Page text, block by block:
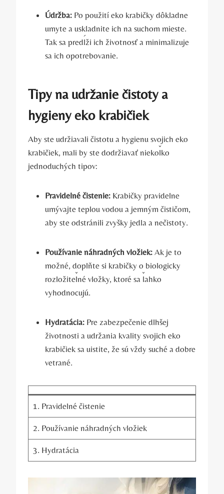
Údržba: Po použití eko krabičky dôkladne
umyte a uskladnite ich na suchom mieste.
Tak sa predĺži ich životnosť a minimalizuje
sa ich opotrebovanie.
Tipy na udržanie čistoty a
hygieny eko krabičiek
Aby ste udržiavali čistotu a hygienu svojich eko
krabičiek, mali by ste dodržiavať niekoľko
jednoduchých tipov:
Pravidelné čistenie: Krabičky pravidelne
umývajte teplou vodou a jemným čističom,
aby ste odstránili zvyšky jedla a nečistoty.
Používanie náhradných vložiek: Ak je to
možné, doplňte si krabičky o biologicky
rozložiteľné vložky, ktoré sa ľahko
vyhodnocujú.
Hydratácia: Pre zabezpečenie dlhšej
životnosti a udržania kvality svojich eko
krabičiek sa uistite, že sú vždy suché a dobre
vetrané.
1. Pravidelné čistenie
2. Používanie náhradných vložiek
3. Hydratácia